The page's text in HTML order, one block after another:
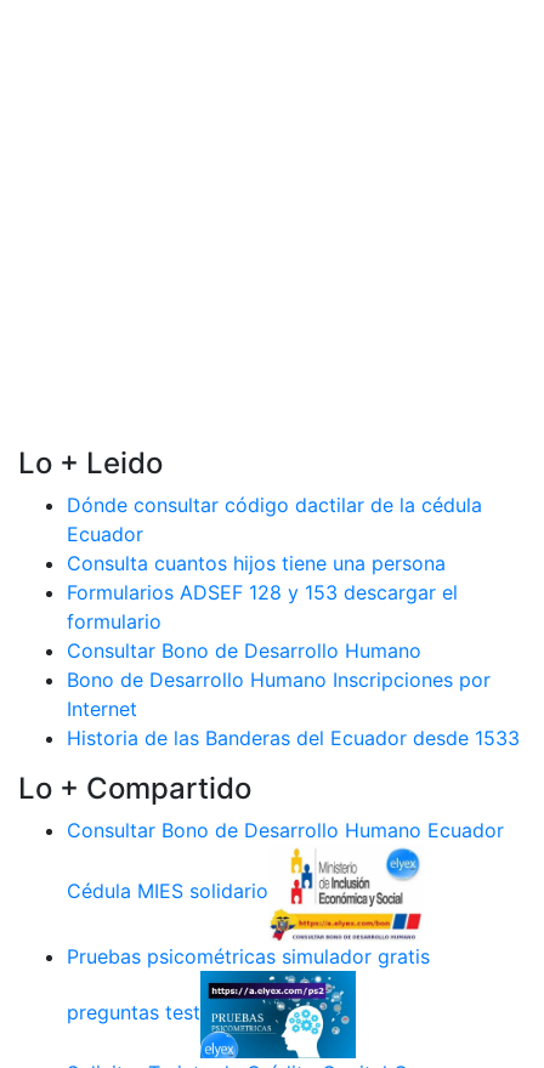
Lo + Leido
Dónde consultar código dactilar de la cédula
Ecuador
Consulta cuantos hijos tiene una persona
Formularios ADSEF 128 y 153 descargar el
formulario
Consultar Bono de Desarrollo Humano
Bono de Desarrollo Humano Inscripciones por
Internet
Historia de las Banderas del Ecuador desde 1533
Lo + Compartido
Consultar Bono de Desarrollo Humano Ecuador
Cédula MIES solidario
Pruebas psicométricas simulador gratis
preguntas test